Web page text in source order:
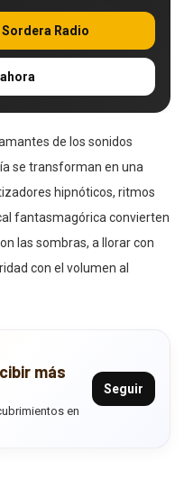
Radio
de los sonidos
se transforman en una
hipnóticos, ritmos
fantasmagórica convierten
las sombras, a llorar con
con el volumen al
más
en
Seguir